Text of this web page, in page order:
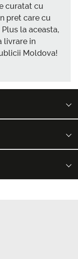
curatat cu
pret care cu
la aceasta,
livrare in
Moldova!